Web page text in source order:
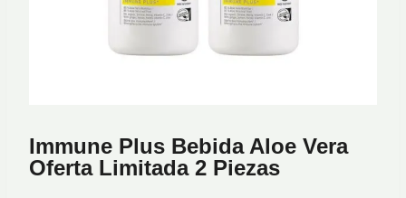
Immune Plus Bebida Aloe Vera
Oferta Limitada 2 Piezas